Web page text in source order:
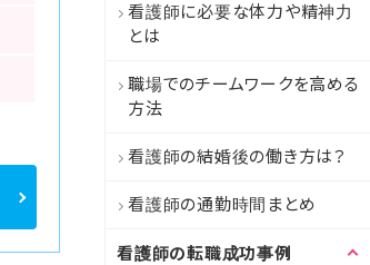
看護師に必要な体力や精神力
とは
職場でのチームワークを高める
方法
看護師の結婚後の働き方は？
看護師の通勤時間まとめ
看護師の転職成功事例